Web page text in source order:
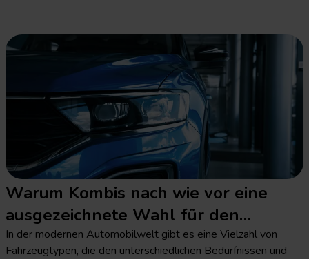
Warum Kombis nach wie vor eine
ausgezeichnete Wahl für den
Autotourismus sind
In der modernen Automobilwelt gibt es eine Vielzahl von
Fahrzeugtypen, die den unterschiedlichen Bedürfnissen und